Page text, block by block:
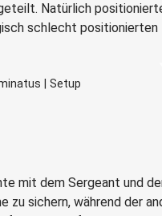
Natürlich
schlecht positionierten
| Setup
mit dem Sergeant und
zu sichern, während der